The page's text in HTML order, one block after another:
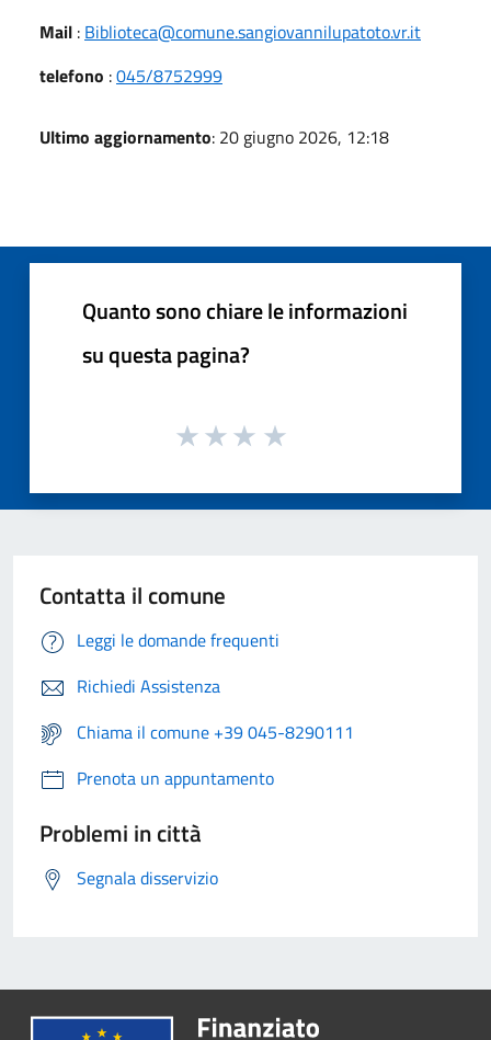
Mail : Biblioteca@comune.sangiovannilupatoto.vr.it
telefono :045/8752999
Ultimo aggiornamento: 20 giugno 2026, 12:18
Quanto sono chiare le informazioni
su questa pagina?
Contatta il comune
Leggi le domande frequenti
Richiedi Assistenza
Chiama il comune +39 045-8290111
Prenota un appuntamento
Problemi in città
Segnala disservizio